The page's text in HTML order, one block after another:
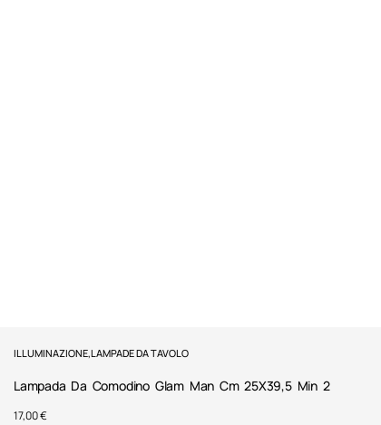
ILLUMINAZIONE,LAMPADE DA TAVOLO
Lampada Da Comodino Glam Man Cm 25X39,5 Min 2
17,00€